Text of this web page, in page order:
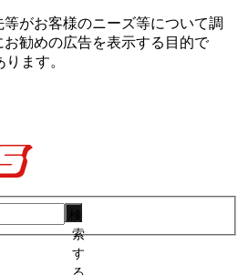
がお客様のニーズ等について調
勧めの広告を表⽰する⽬的で
ます。
索
す
る